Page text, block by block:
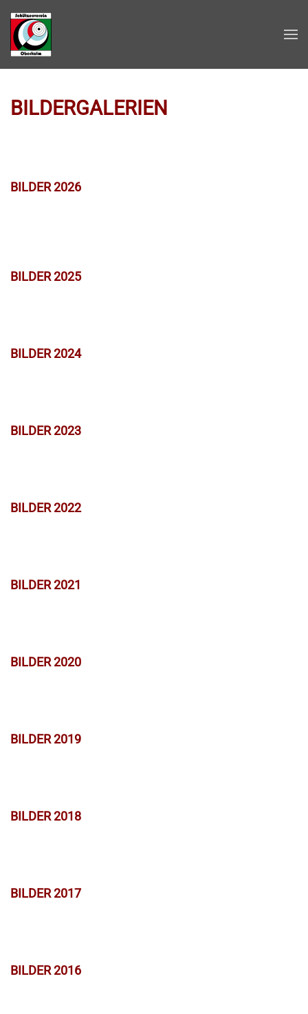
Zum Hauptinhalt springen
BILDERGALERIEN
BILDER 2026
BILDER 2025
BILDER 2024
BILDER 2023
BILDER 2022
BILDER 2021
BILDER 2020
BILDER 2019
BILDER 2018
BILDER 2017
BILDER 2016